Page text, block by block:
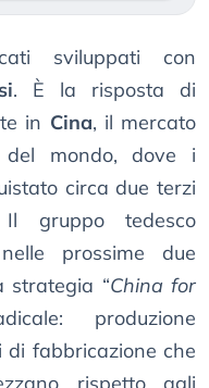
sviluppati con
. È la risposta di
in Cina, il mercato
del mondo, dove i
circa due terzi
gruppo tedesco
prossime due
strategia “China for
produzione
di fabbricazione che